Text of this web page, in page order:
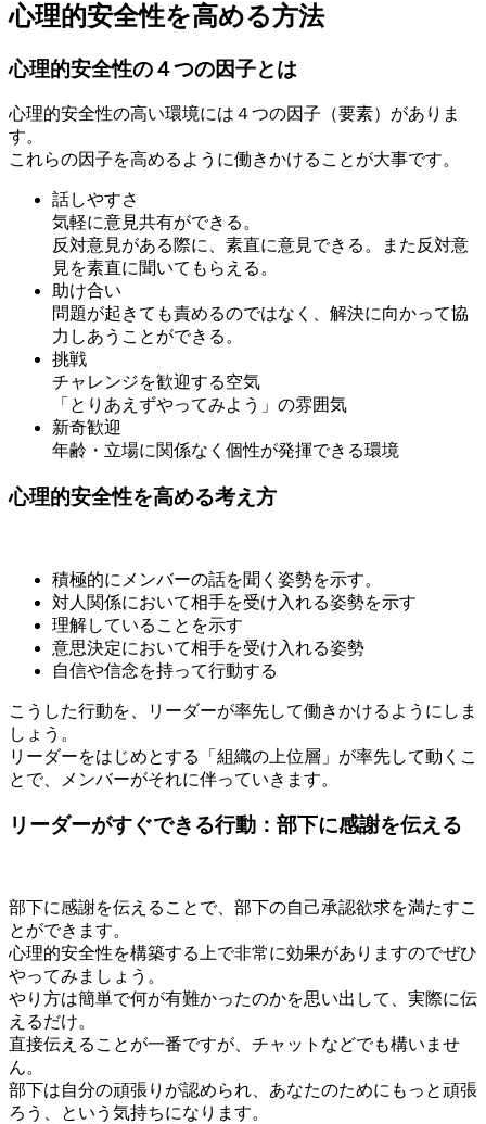
心理的安全性を高める方法
心理的安全性の４つの因子とは
心理的安全性の高い環境には４つの因子（要素）がありま
す。
これらの因子を高めるように働きかけることが大事です。
話しやすさ
気軽に意見共有ができる。
反対意見がある際に、素直に意見できる。また反対意
見を素直に聞いてもらえる。
助け合い
問題が起きても責めるのではなく、解決に向かって協
力しあうことができる。
挑戦
チャレンジを歓迎する空気
「とりあえずやってみよう」の雰囲気
新奇歓迎
年齢・立場に関係なく個性が発揮できる環境
心理的安全性を高める考え方
積極的にメンバーの話を聞く姿勢を示す。
対人関係において相手を受け入れる姿勢を示す
理解していることを示す
意思決定において相手を受け入れる姿勢
自信や信念を持って行動する
こうした行動を、リーダーが率先して働きかけるようにしま
しょう。
リーダーをはじめとする「組織の上位層」が率先して動くこ
とで、メンバーがそれに伴っていきます。
リーダーがすぐできる行動：部下に感謝を伝える
部下に感謝を伝えることで、部下の自己承認欲求を満たすこ
とができます。
心理的安全性を構築する上で非常に効果がありますのでぜひ
やってみましょう。
やり方は簡単で何が有難かったのかを思い出して、実際に伝
えるだけ。
直接伝えることが一番ですが、チャットなどでも構いませ
ん。
部下は自分の頑張りが認められ、あなたのためにもっと頑張
ろう、という気持ちになります。